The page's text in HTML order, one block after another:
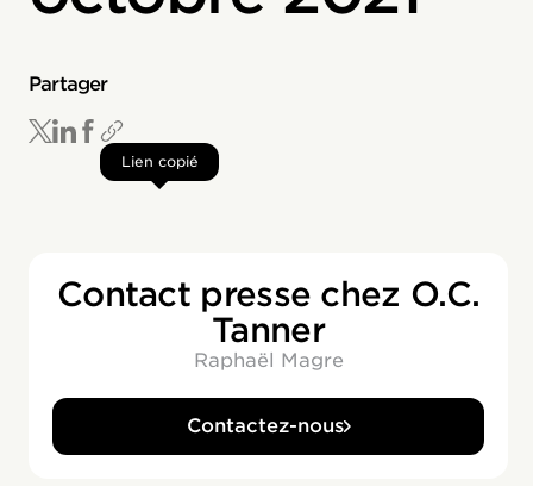
Partager
Lien copié
Contact presse chez O.C.
Tanner
Raphaël Magre
Contactez-nous